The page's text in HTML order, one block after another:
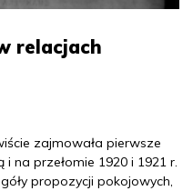
relacjach
zajmowała pierwsze
na przełomie 1920 i 1921 r.
propozycji pokojowych,